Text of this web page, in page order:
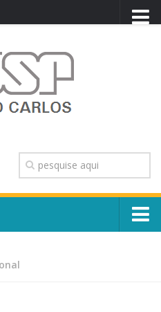
TRANSPARÊNCIA
OUVIDORIA
CONTATO